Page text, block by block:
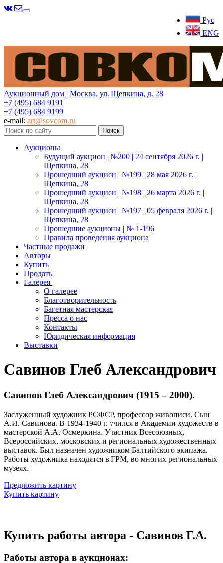
Рус
ENG
Меню
Аукционный дом | Москва, ул. Щепкина, д. 28
+7 (495) 684 9191
+7 (495) 684 9199
e-mail: art@sovcom.ru
Аукционы
Будущий аукцион | №200 | 24 сентября 2026 г. |
Щепкина, 28
Прошедший аукцион | №199 | 28 мая 2026 г. |
Щепкина, 28
Прошедший аукцион | №198 | 26 марта 2026 г. |
Щепкина, 28
Прошедший аукцион | №197 | 05 февраля 2026 г. |
Щепкина, 28
Прошедшие аукционы | № 1-196
Правила проведения аукциона
Частные продажи
Авторы
Купить
Продать
Галерея
О галерее
Благотворительность
Багетная мастерская
Пресса о нас
Контакты
Юридическая информация
Выставки
Савинов Глеб Александрович
Савинов Глеб Александрович (1915 – 2000).
Заслуженный художник РСФСР, профессор живописи. Сын
А.И. Савинова. В 1934-1940 г. учился в Академии художеств в
мастерской А.А. Осмеркина. Участник Всесоюзных,
Всероссийских, московских и региональных художественных
выставок. Был назначен художником Балтийского экипажа.
Работы художника находятся в ГРМ, во многих региональных
музеях.
Предложить картину
Купить картину
Купить работы автора - Савинов Г.А.
Работы автора в аукционах: